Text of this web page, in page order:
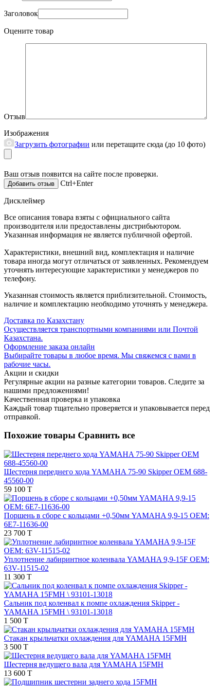
Заголовок
Оцените товар
Отзыв
Изображения
Загрузить фотографии или перетащите сюда (до 10 фото)
Ваш отзыв появится на сайте после проверки.
Ctrl+Enter
Дисклеймер
Все описания товара взяты с официального сайта
производителя или предоставлены дистрибьютором.
Указанная информация не является публичной офертой.
Характеристики, внешний вид, комплектация и наличие
товара иногда могут отличаться от заявленных. Рекомендуем
уточнять интересующие характеристики у менеджеров по
телефону.
Указанная стоимость является приблизительной. Стоимость,
наличие и комплектацию необходимо уточнять у менеджера.
Доставка по Казахстану
Осуществляется транспортными компаниями или Почтой
Казахстана.
Оформление заказа онлайн
Выбирайте товары в любое время. Мы свяжемся с вами в
рабочие часы.
Акции и скидки
Регулярные акции на разные категории товаров. Следите за
нашими предложениями!
Качественная проверка и упаковка
Каждый товар тщательно проверяется и упаковывается перед
отправкой.
Похожие товары Сравнить все
Шестерня переднего хода YAMAHA 75-90 Skipper OEM 688-
45560-00
59 100 T
Поршень в сборе с кольцами +0,50мм YAMAHA 9,9-15 OEM:
6E7-11636-00
23 700 T
Уплотнение лабиринтное коленвала YAMAHA 9,9-15F OEM:
63V-11515-02
11 300 T
Сальник под коленвал к помпе охлаждения Skipper -
YAMAHA 15FMH \ 93101-13018
1 500 T
Стакан крыльчатки охлаждения для YAMAHA 15FMH
3 500 T
Шестерня ведущего вала для YAMAHA 15FMH
13 600 T